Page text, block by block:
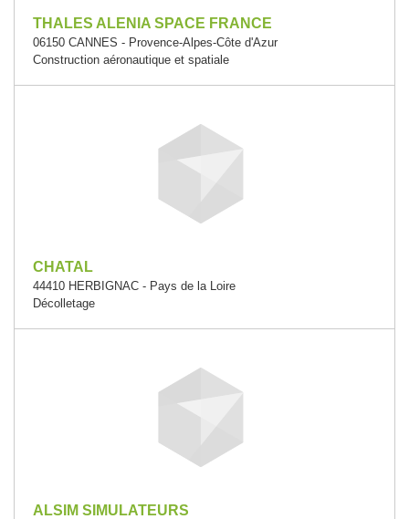
THALES ALENIA SPACE FRANCE
06150 CANNES - Provence-Alpes-Côte d'Azur
Construction aéronautique et spatiale
CHATAL
44410 HERBIGNAC - Pays de la Loire
Décolletage
ALSIM SIMULATEURS